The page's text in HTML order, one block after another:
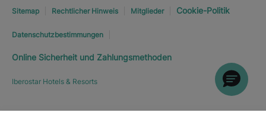
Sitemap Rechtlicher Hinweis Mitglieder Cookie-Politik
Datenschutzbestimmungen
Online Sicherheit und Zahlungsmethoden
Iberostar Hotels & Resorts